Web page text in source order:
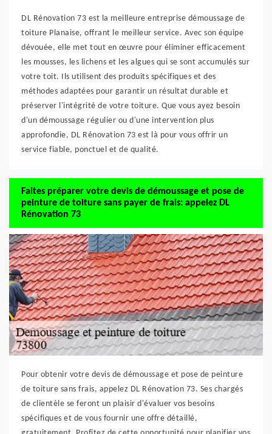
DL Rénovation 73 est la meilleure entreprise démoussage de
toiture Planaise, offrant le meilleur service. Avec son équipe
dévouée, elle met tout en œuvre pour éliminer efficacement
les mousses, les lichens et les algues qui se sont accumulés sur
votre toit. Ils utilisent des produits spécifiques et des
méthodes adaptées pour garantir un résultat durable et
préserver l'intégrité de votre toiture. Que vous ayez besoin
d'un démoussage régulier ou d'une intervention plus
approfondie, DL Rénovation 73 est là pour vous offrir un
service fiable, ponctuel et de qualité.
Faites préparer votre devis de démoussage et pose de
peinture de toiture sans payer de frais: appelez DL
Rénovation 73
Pour obtenir votre devis de démoussage et pose de peinture
de toiture sans frais, appelez DL Rénovation 73. Ses chargés
de clientèle se feront un plaisir d'évaluer vos besoins
spécifiques et de vous fournir une offre détaillé,